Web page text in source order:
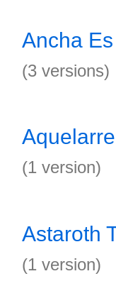
Ancha
(3 versions)
(1 version)
Astaroth
(1 version)